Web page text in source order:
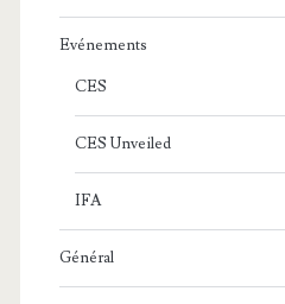
Evénements
CES
CES Unveiled
IFA
Général